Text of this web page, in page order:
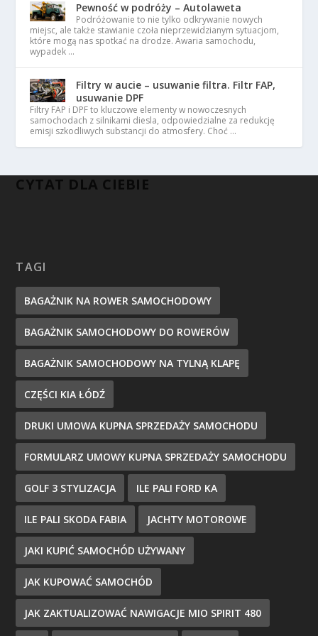
Pewność w podróży – Autolaweta
Podróżowanie to nie tylko odkrywanie nowych
miejsc, ale także stawianie czoła nieprzewidzianym sytuacjom,
które mogą nas spotkać na drodze. Awaria samochodu,
wypadek …
Filtry w aucie – usuwanie filtra. Filtr FAP,
usuwanie DPF
Filtry FAP i DPF to kluczowe elementy w nowoczesnych
samochodach z silnikami diesla, odpowiedzialne za redukcję
emisji szkodliwych substancji do atmosfery. Choć …
CYTAT DLA CIEBIE
TAGI
BAGAŻNIK NA ROWER SAMOCHODOWY
BAGAŻNIK SAMOCHODOWY DO ROWERÓW
BAGAŻNIK SAMOCHODOWY NA TYLNĄ KLAPĘ
CZĘŚCI KIA ŁÓDŹ
DRUKI UMOWA KUPNA SPRZEDAŻY SAMOCHODU
FORMULARZ UMOWY KUPNA SPRZEDAŻY SAMOCHODU
GOLF 3 STYLIZACJA ILE PALI FORD KA
ILE PALI SKODA FABIA JACHTY MOTOROWE
JAKI KUPIĆ SAMOCHÓD UŻYWANY
JAK KUPOWAĆ SAMOCHÓD
JAK ZAKTUALIZOWAĆ NAWIGACJE MIO SPIRIT 480